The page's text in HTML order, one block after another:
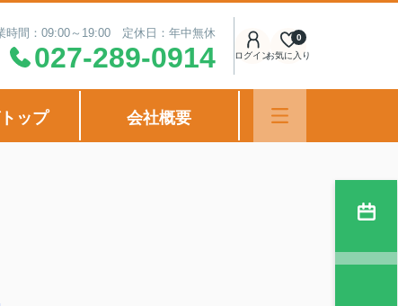
時間：09:00～19:00 定休日：年中無休
027-289-0914 ログインお気に入り
0
ップ 会社概要